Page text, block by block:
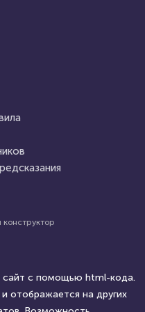
код
сайт с помощью html-кода.
отображается на других